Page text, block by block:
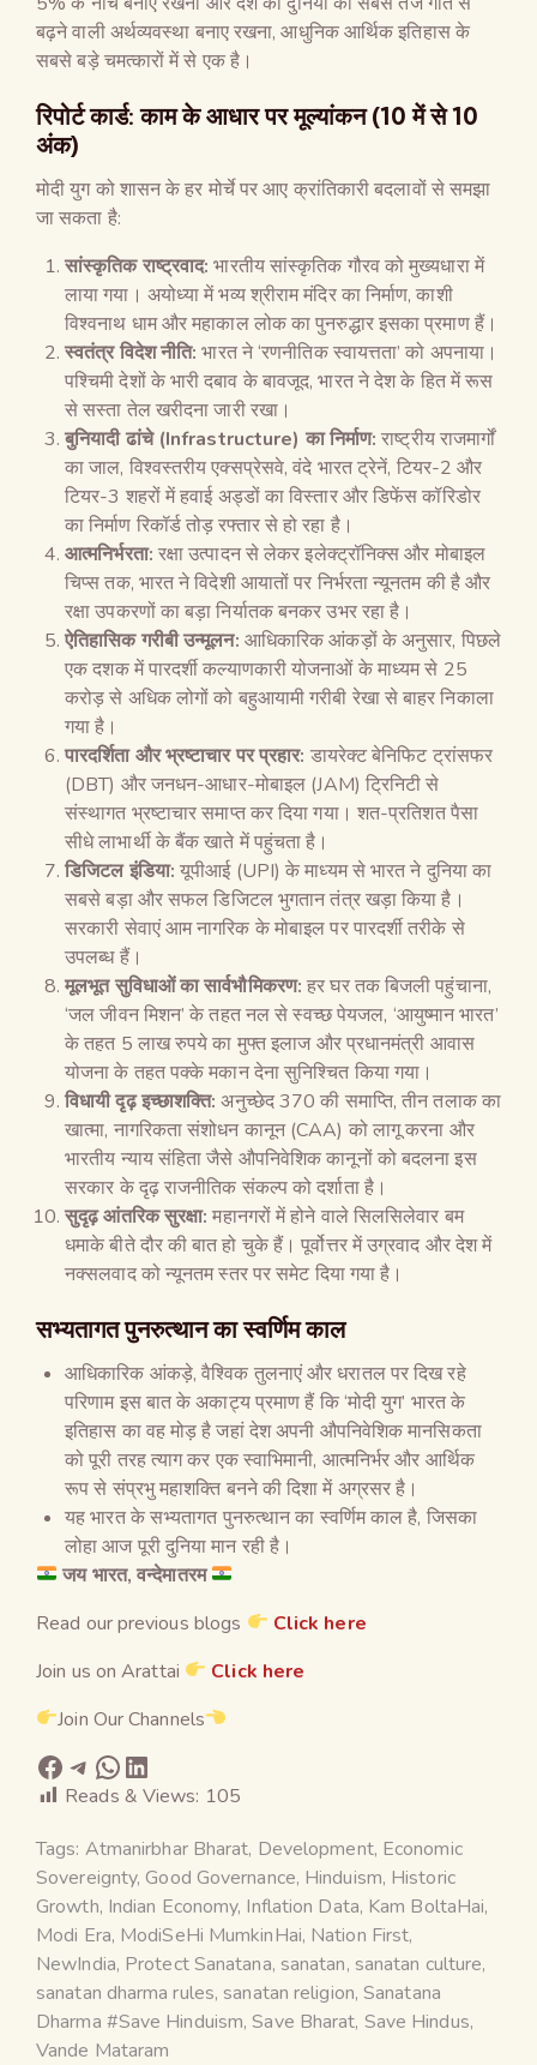
बढ़ने वाली अर्थव्यवस्था बनाए रखना, आधुनिक आर्थिक इतिहास के
सबसे बड़े चमत्कारों में से एक है।
रिपोर्ट कार्ड: काम के आधार पर मूल्यांकन (10 में से 10
अंक)
मोदी युग को शासन के हर मोर्चे पर आए क्रांतिकारी बदलावों से समझा
जा सकता है:
सांस्कृतिक राष्ट्रवाद: भारतीय सांस्कृतिक गौरव को मुख्यधारा में
लाया गया। अयोध्या में भव्य श्रीराम मंदिर का निर्माण, काशी
विश्वनाथ धाम और महाकाल लोक का पुनरुद्धार इसका प्रमाण हैं।
स्वतंत्र विदेश नीति: भारत ने ‘रणनीतिक स्वायत्तता’ को अपनाया।
पश्चिमी देशों के भारी दबाव के बावजूद, भारत ने देश के हित में रूस
से सस्ता तेल खरीदना जारी रखा।
बुनियादी ढांचे (Infrastructure) का निर्माण: राष्ट्रीय राजमार्गों
का जाल, विश्वस्तरीय एक्सप्रेसवे, वंदे भारत ट्रेनें, टियर-2 और
टियर-3 शहरों में हवाई अड्डों का विस्तार और डिफेंस कॉरिडोर
का निर्माण रिकॉर्ड तोड़ रफ्तार से हो रहा है।
आत्मनिर्भरता: रक्षा उत्पादन से लेकर इलेक्ट्रॉनिक्स और मोबाइल
चिप्स तक, भारत ने विदेशी आयातों पर निर्भरता न्यूनतम की है और
रक्षा उपकरणों का बड़ा निर्यातक बनकर उभर रहा है।
ऐतिहासिक गरीबी उन्मूलन: आधिकारिक आंकड़ों के अनुसार, पिछले
एक दशक में पारदर्शी कल्याणकारी योजनाओं के माध्यम से 25
करोड़ से अधिक लोगों को बहुआयामी गरीबी रेखा से बाहर निकाला
गया है।
पारदर्शिता और भ्रष्टाचार पर प्रहार: डायरेक्ट बेनिफिट ट्रांसफर
(DBT) और जनधन-आधार-मोबाइल (JAM) ट्रिनिटी से
संस्थागत भ्रष्टाचार समाप्त कर दिया गया। शत-प्रतिशत पैसा
सीधे लाभार्थी के बैंक खाते में पहुंचता है।
डिजिटल इंडिया: यूपीआई (UPI) के माध्यम से भारत ने दुनिया का
सबसे बड़ा और सफल डिजिटल भुगतान तंत्र खड़ा किया है।
सरकारी सेवाएं आम नागरिक के मोबाइल पर पारदर्शी तरीके से
उपलब्ध हैं।
मूलभूत सुविधाओं का सार्वभौमिकरण: हर घर तक बिजली पहुंचाना,
‘जल जीवन मिशन’ के तहत नल से स्वच्छ पेयजल, ‘आयुष्मान भारत’
के तहत 5 लाख रुपये का मुफ्त इलाज और प्रधानमंत्री आवास
योजना के तहत पक्के मकान देना सुनिश्चित किया गया।
विधायी दृढ़ इच्छाशक्ति: अनुच्छेद 370 की समाप्ति, तीन तलाक का
खात्मा, नागरिकता संशोधन कानून (CAA) को लागू करना और
भारतीय न्याय संहिता जैसे औपनिवेशिक कानूनों को बदलना इस
सरकार के दृढ़ राजनीतिक संकल्प को दर्शाता है।
सुदृढ़ आंतरिक सुरक्षा: महानगरों में होने वाले सिलसिलेवार बम
धमाके बीते दौर की बात हो चुके हैं। पूर्वोत्तर में उग्रवाद और देश में
नक्सलवाद को न्यूनतम स्तर पर समेट दिया गया है।
सभ्यतागत पुनरुत्थान का स्वर्णिम काल
आधिकारिक आंकड़े, वैश्विक तुलनाएं और धरातल पर दिख रहे
परिणाम इस बात के अकाट्य प्रमाण हैं कि ‘मोदी युग’ भारत के
इतिहास का वह मोड़ है जहां देश अपनी औपनिवेशिक मानसिकता
को पूरी तरह त्याग कर एक स्वाभिमानी, आत्मनिर्भर और आर्थिक
रूप से संप्रभु महाशक्ति बनने की दिशा में अग्रसर है।
यह भारत के सभ्यतागत पुनरुत्थान का स्वर्णिम काल है, जिसका
लोहा आज पूरी दुनिया मान रही है।
जय भारत, वन्देमातरम
Read our previous blogs
Click here
Join us on Arattai
Click here
Join Our Channels
Reads & Views: 105
Tags: Atmanirbhar Bharat, Development, Economic
Sovereignty,Good Governance, Hinduism, Historic
Growth, Indian Economy, Inflation Data, Kam BoltaHai,
Modi Era, ModiSeHi MumkinHai, Nation First,
NewIndia, Protect Sanatana, sanatan, sanatan culture,
sanatan dharma rules, sanatan religion,Sanatana
Dharma #Save Hinduism,Save Bharat, Save Hindus,
Vande Mataram